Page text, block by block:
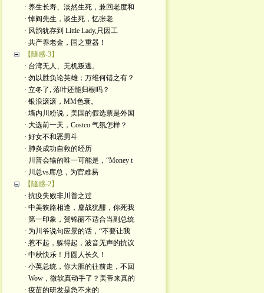
· 养生长寿、淡然生死，兼回老度和
· 悼阎先生，谈生死，忆张老
· 风韵犹存到 Little Lady,只因工
· 共产养老金，国之重器！
【隨感-3】
· 台湾无人、无机叛逃。
· 勿以胜负论英雄；万维何错之有？
· 立冬了, 落叶还能归根吗？
· 银浪滚滚，MM色衰。
· 墙内川粉说，美国的假选票是外国
· 大选前一天，Costco 气氛怎样？
· 好女不和恶男斗
· 肺炎成功自救的经历
· 川普会输的唯一可能是，“Money t
· 川总vs席总，为官难易
【隨感-2】
· 抗疫失败非川普之过
· 中美狭路相逢，鏖战犹酣，你死我
· 第一印象，贺锦丽不适合当副总统
· 为川爷说句应景的话，“不要让我
· 惹不起，躲得起，波音无声的抗议
· 中秋快乐！月圆人长久！
· 小英总统，你大胆的往前走，不回
· Wow，微软真动手了？美帝来真的
· 疫苗的研发是急不来的